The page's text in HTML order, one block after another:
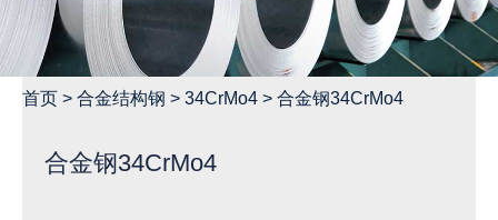
首页 > 合金结构钢 > 34CrMo4 > 合金钢34CrMo4
合金钢34CrMo4